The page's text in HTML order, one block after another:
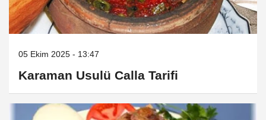
05 Ekim 2025 - 13:47
Karaman Usulü Calla Tarifi